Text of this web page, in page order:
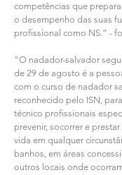
competências que
o desempenho das suas
profissional como NS.” -
"O nadador-salvador
de 29 de agosto é a
com o curso de nadador
reconhecido pelo ISN,
técnico profissionais
prevenir, socorrer e
vida em qualquer
banhos, em áreas
outros locais onde